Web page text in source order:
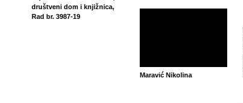
društveni dom i knjižnica,
Rad br. 3987-19
Maravić Nikolina